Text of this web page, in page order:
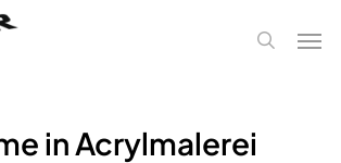
search
in Acrylmalerei